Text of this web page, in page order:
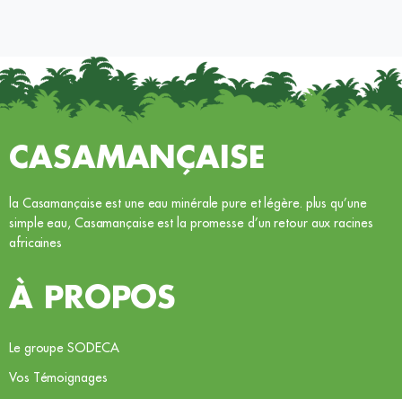
CASAMANÇAISE
la Casamançaise est une eau minérale pure et légère. plus qu’une
simple eau, Casamançaise est la promesse d’un retour aux racines
africaines
À PROPOS
Le groupe SODECA
Vos Témoignages